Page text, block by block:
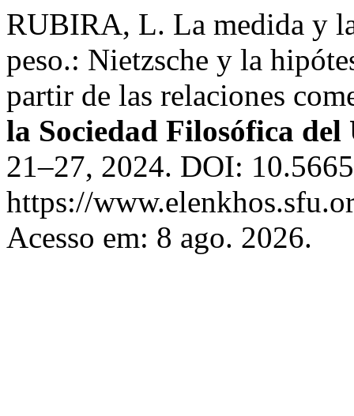
RUBIRA, L. La medida y
peso.: Nietzsche y la
partir de las relaciones
la Sociedad Filosófica
21–27, 2024. DOI:
https://
Acesso em: 8 ago. 2026.